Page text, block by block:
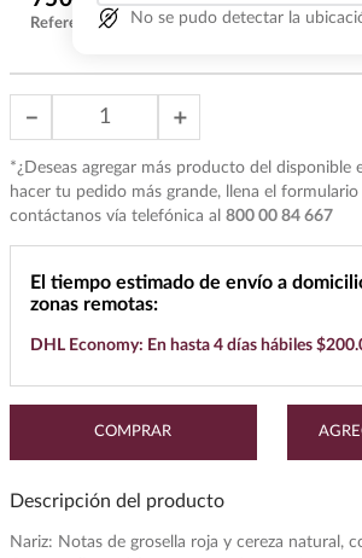
No se pudo detectar la
Referencia:VOT38621
＋
－
*¿Deseas agregar más producto del disponible
hacer tu pedido más grande, llena el formulario
contáctanos vía telefónica al 800 00 84 667
El tiempo estimado de envío a
zonas remotas:
DHL Economy: En hasta 4 días hábiles
COMPRAR
Descripción del producto
Nariz: Notas de grosella roja y cereza natural,
1.
tequila
tequilas
5.
mezcal
7.
cerveza
8.
buchanans
maestro dobel
10. black label